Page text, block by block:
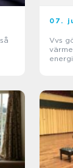
07.
Vvs